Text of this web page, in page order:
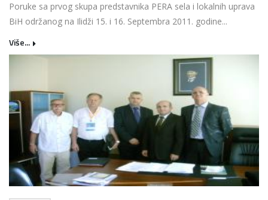
Poruke sa prvog skupa predstavnika PERA sela i lokalnih uprava
BiH održanog na Ilidži 15. i 16. Septembra 2011. godine...
Više...